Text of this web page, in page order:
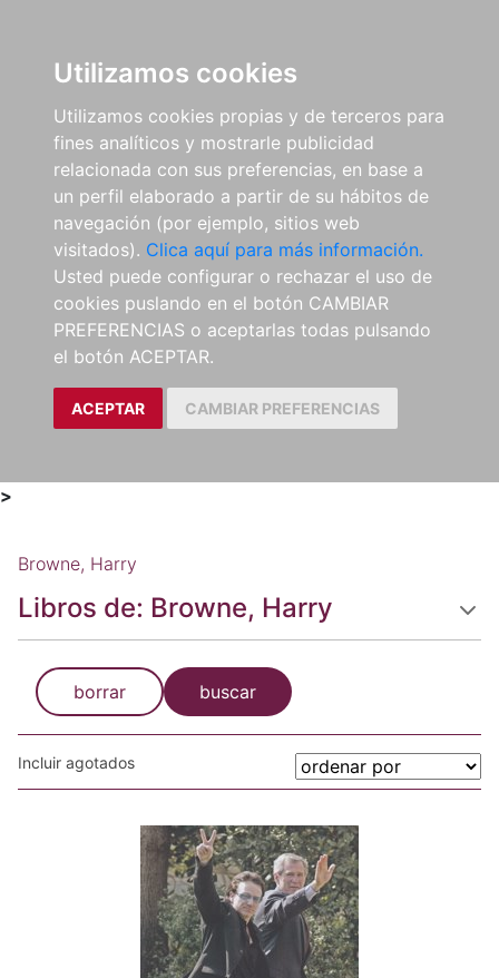
Utilizamos cookies
Utilizamos cookies propias y de terceros para
fines analíticos y mostrarle publicidad
relacionada con sus preferencias, en base a
un perfil elaborado a partir de su hábitos de
navegación (por ejemplo, sitios web
visitados). Clica aquí para más información.
Usted puede configurar o rechazar el uso de
cookies puslando en el botón CAMBIAR
PREFERENCIAS o aceptarlas todas pulsando
el botón ACEPTAR.
ACEPTAR CAMBIAR PREFERENCIAS
>
Browne, Harry
Libros de: Browne, Harry
borrar buscar
Incluir agotados